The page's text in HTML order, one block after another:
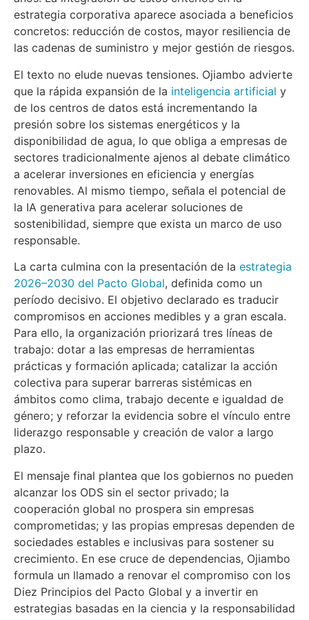
estrategia corporativa aparece asociada a beneficios
concretos: reducción de costos, mayor resiliencia de
las cadenas de suministro y mejor gestión de riesgos.
El texto no elude nuevas tensiones. Ojiambo advierte
que la rápida expansión de la inteligencia artificial y
de los centros de datos está incrementando la
presión sobre los sistemas energéticos y la
disponibilidad de agua, lo que obliga a empresas de
sectores tradicionalmente ajenos al debate climático
a acelerar inversiones en eficiencia y energías
renovables. Al mismo tiempo, señala el potencial de
la IA generativa para acelerar soluciones de
sostenibilidad, siempre que exista un marco de uso
responsable.
La carta culmina con la presentación de la estrategia
2026–2030 del Pacto Global, definida como un
período decisivo. El objetivo declarado es traducir
compromisos en acciones medibles y a gran escala.
Para ello, la organización priorizará tres líneas de
trabajo: dotar a las empresas de herramientas
prácticas y formación aplicada; catalizar la acción
colectiva para superar barreras sistémicas en
ámbitos como clima, trabajo decente e igualdad de
género; y reforzar la evidencia sobre el vínculo entre
liderazgo responsable y creación de valor a largo
plazo.
El mensaje final plantea que los gobiernos no pueden
alcanzar los ODS sin el sector privado; la
cooperación global no prospera sin empresas
comprometidas; y las propias empresas dependen de
sociedades estables e inclusivas para sostener su
crecimiento. En ese cruce de dependencias, Ojiambo
formula un llamado a renovar el compromiso con los
Diez Principios del Pacto Global y a invertir en
estrategias basadas en la ciencia y la responsabilidad